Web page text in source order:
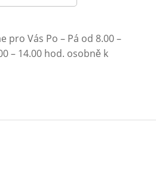
pro Vás Po – Pá od 8.00 –
– 14.00 hod. osobně k